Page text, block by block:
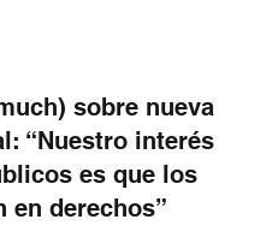
sobre nueva
“Nuestro interés
es que los
en derechos”